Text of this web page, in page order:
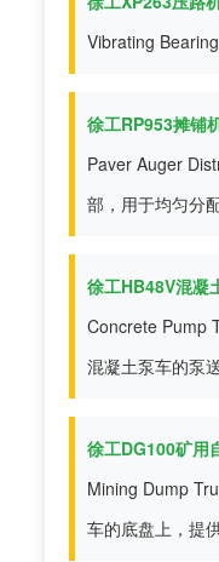
Vibrating
徐工RP953摊铺
Paver Auger
部，用于均匀分
徐工HB48V混凝
Concrete Pump
混凝土泵车的泵
徐工DG100矿用
Mining Dump
车的底盘上，提